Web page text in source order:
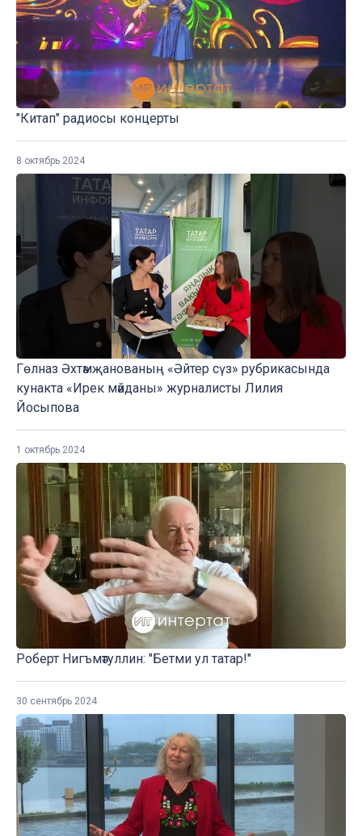
"Китап" радиосы концерты
8 октябрь 2024
Гөлназ Әхтәмҗанованың «Әйтер сүз» рубрикасында
кунакта «Ирек мәйданы» журналисты Лилия
Йосыпова
1 октябрь 2024
Роберт Нигъмәтуллин: "Бетми ул татар!"
30 сентябрь 2024